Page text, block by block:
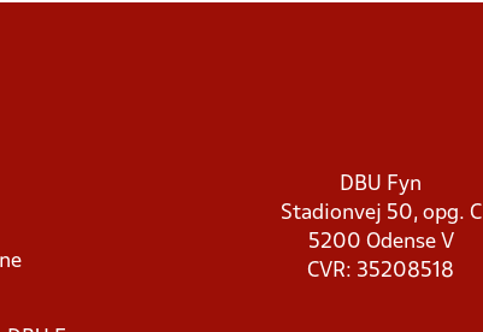
DBU Fyn
Stadionvej 50, opg. C
5200 Odense V
CVR: 35208518